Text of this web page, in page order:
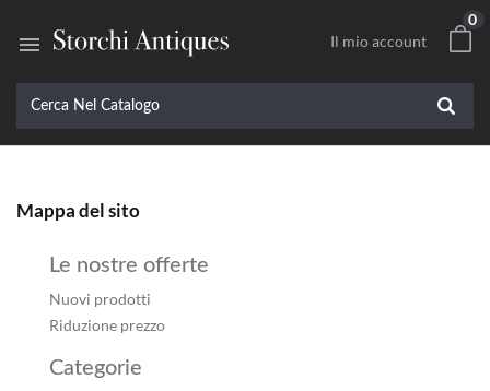

0
Il mio account
Mappa del sito
Le nostre offerte
Nuovi prodotti
Riduzione prezzo
Categorie